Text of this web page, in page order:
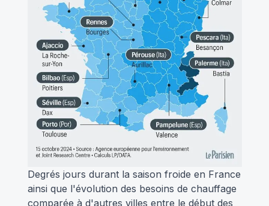
Degrés jours durant la saison froide en France
ainsi que l'évolution des besoins de chauffage
comparée à d'autres villes entre le début des